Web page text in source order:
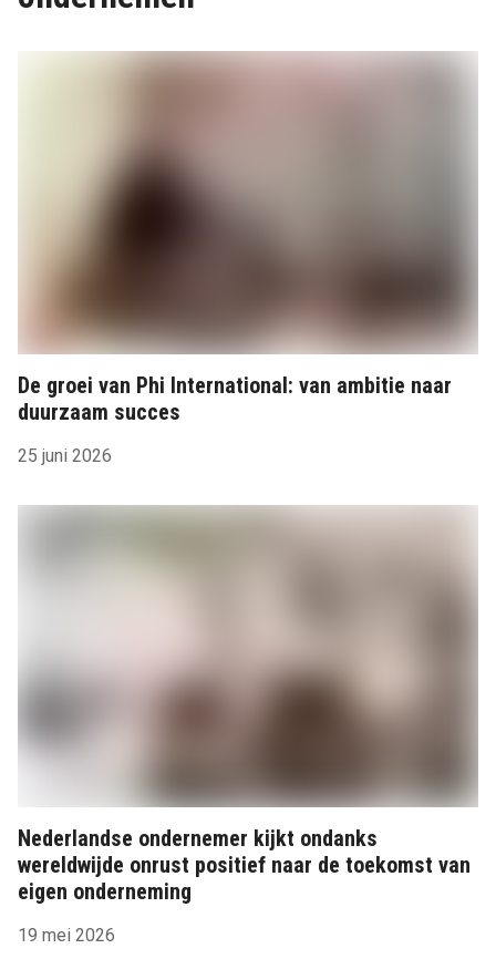
De groei van Phi International: van ambitie naar
duurzaam succes
25 juni 2026
Nederlandse ondernemer kijkt ondanks
wereldwijde onrust positief naar de toekomst van
eigen onderneming
19 mei 2026